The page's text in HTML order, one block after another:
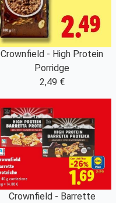
Crownfield - High Protein
Porridge
2,49 €
Crownfield - Barrette